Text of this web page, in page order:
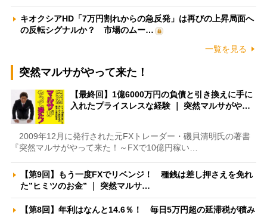
キオクシアHD「7万円割れからの急反発」は再びの上昇局面へ
の反転シグナルか？ 市場のムー…
一覧を見る
突然マルサがやって来た！
【最終回】1億6000万円の負債と引き換えに手に
入れたプライスレスな経験 ｜ 突然マルサがや…
2009年12月に発行された元FXトレーダー・磯貝清明氏の著書
『突然マルサがやって来た！～FXで10億円稼い…
【第9回】もう一度FXでリベンジ！ 種銭は差し押さえを免れ
た”ヒミツのお金” ｜ 突然マルサ…
【第8回】年利はなんと14.6％！ 毎日5万円超の延滞税が積み